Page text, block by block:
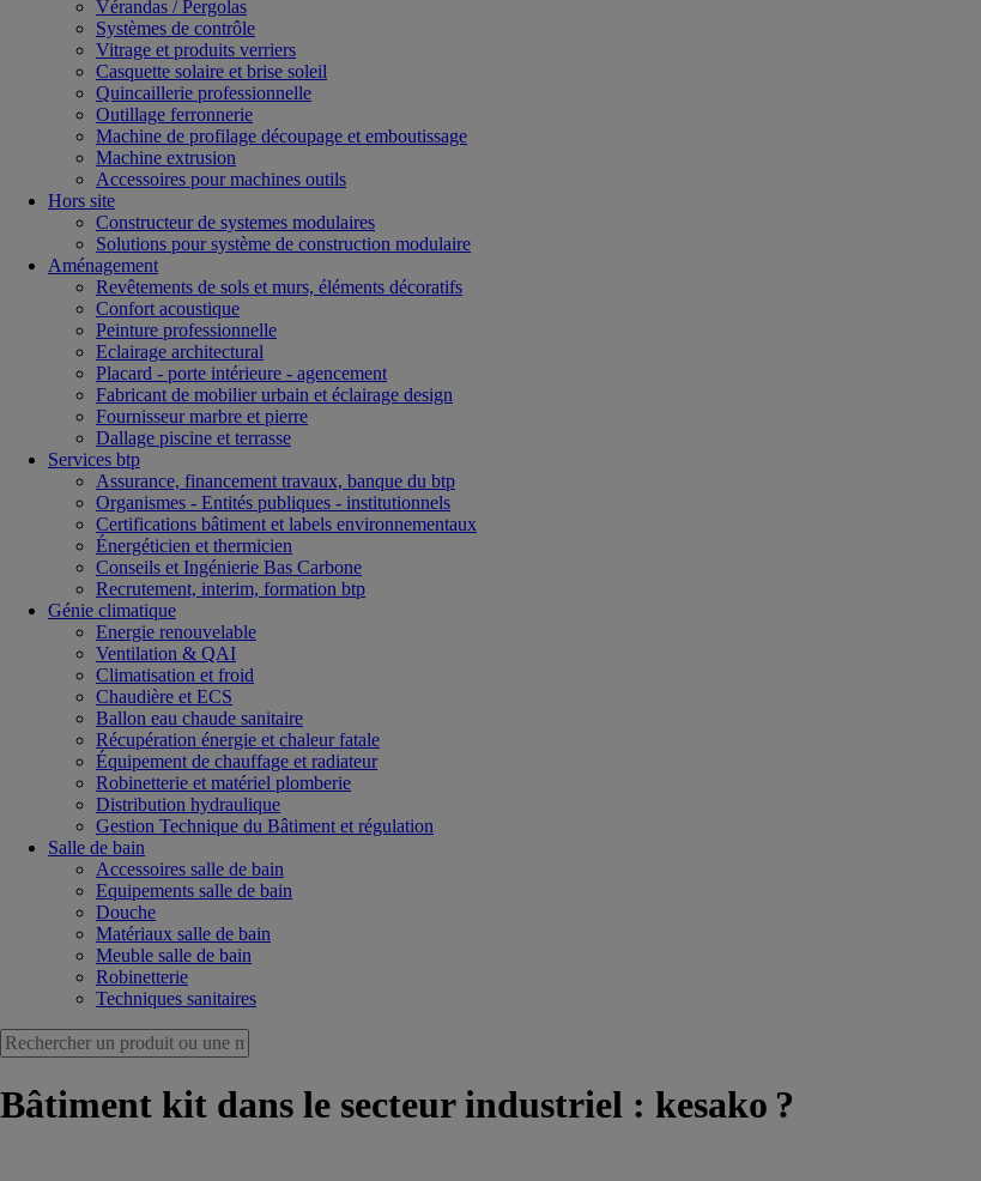
Vérandas / Pergolas
Systèmes de contrôle
Vitrage et produits verriers
Casquette solaire et brise soleil
Quincaillerie professionnelle
Outillage ferronnerie
Machine de profilage découpage et emboutissage
Machine extrusion
Accessoires pour machines outils
Hors site
Constructeur de systemes modulaires
Solutions pour système de construction modulaire
Aménagement
Revêtements de sols et murs, éléments décoratifs
Confort acoustique
Peinture professionnelle
Eclairage architectural
Placard - porte intérieure - agencement
Fabricant de mobilier urbain et éclairage design
Fournisseur marbre et pierre
Dallage piscine et terrasse
Services btp
Assurance, financement travaux, banque du btp
Organismes - Entités publiques - institutionnels
Certifications bâtiment et labels environnementaux
Énergéticien et thermicien
Conseils et Ingénierie Bas Carbone
Recrutement, interim, formation btp
Génie climatique
Energie renouvelable
Ventilation & QAI
Climatisation et froid
Chaudière et ECS
Ballon eau chaude sanitaire
Récupération énergie et chaleur fatale
Équipement de chauffage et radiateur
Robinetterie et matériel plomberie
Distribution hydraulique
Gestion Technique du Bâtiment et régulation
Salle de bain
Accessoires salle de bain
Equipements salle de bain
Douche
Matériaux salle de bain
Meuble salle de bain
Robinetterie
Techniques sanitaires
Bâtiment kit dans le secteur industriel : kesako ?